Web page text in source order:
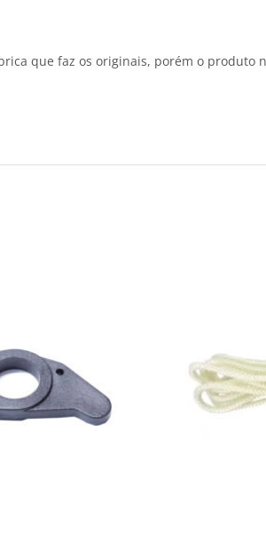
que faz os originais, porém o produto